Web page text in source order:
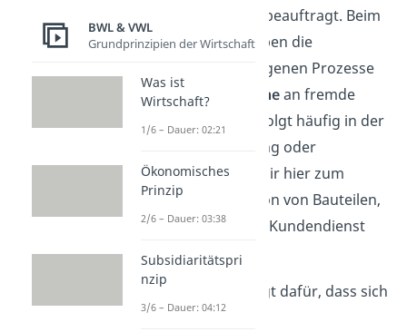
dafür beauftragt. Beim
Outsourcing übergeben die
Unternehmen ihre eigenen Prozesse
oder auchTeilbereichean fremde
Dienstleister. Das erfolgt häufig in der
Produktion, Forschung oder
Dienstleistung. Stell dir hier zum
Beispiel die Produktion von Bauteilen,
die Logistik oder den Kundendienst
vor.
Die Auslagerung sorgt dafür, dass sich
die Gesamtprozesse
BWL & VWL
Grundprinzipien der Wirtschaft
Was ist
Wirtschaft?
1/6 – Dauer: 02:21
Ökonomisches
Prinzip
2/6 – Dauer: 03:38
Subsidiaritätspri
nzip
3/6 – Dauer: 04:12